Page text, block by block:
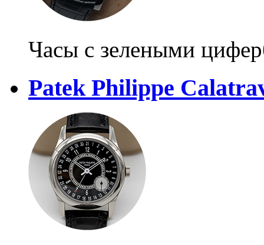
Часы с зелеными
Patek Philippe